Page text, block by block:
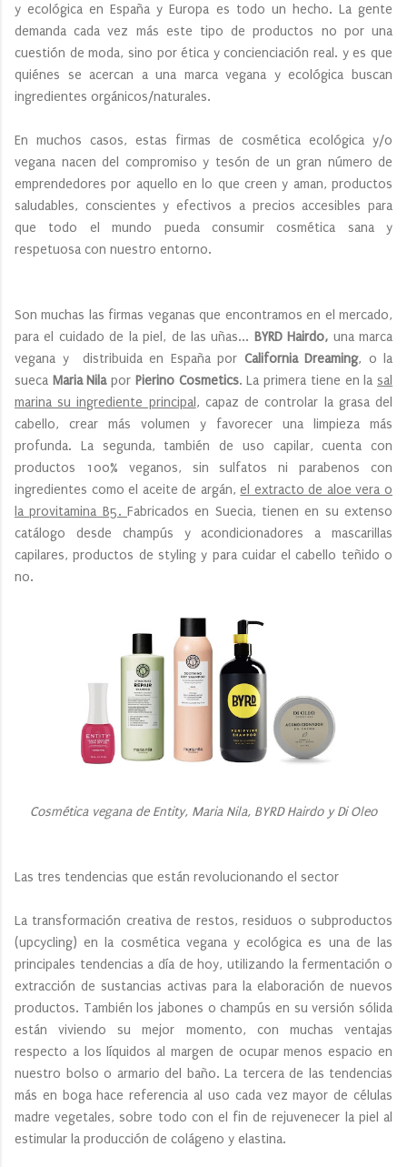
y ecológica en España y Europa es todo un hecho. La gente
demanda cada vez más este tipo de productos no por una
cuestión de moda, sino por ética y concienciación real. y es que
quiénes se acercan a una marca vegana y ecológica buscan
ingredientes orgánicos/naturales.
En muchos casos, estas firmas de cosmética ecológica y/o
vegana nacen del compromiso y tesón de un gran número de
emprendedores por aquello en lo que creen y aman, productos
saludables, conscientes y efectivos a precios accesibles para
que todo el mundo pueda consumir cosmética sana y
respetuosa con nuestro entorno.
Son muchas las firmas veganas que encontramos en el mercado,
para el cuidado de la piel, de las uñas... BYRD Hairdo, una marca
vegana y distribuida en España por California Dreaming, o la
sueca Maria Nilapor Pierino Cosmetics. La primera tiene en lasal
marina su ingrediente principal , capaz de controlar la grasa del
cabello, crear más volumen y favorecer una limpieza más
profunda. La segunda, también de uso capilar, cuenta con
productos 100% veganos, sin sulfatos ni parabenos con
ingredientes como el aceite de argán,el extracto de aloe vera o
la provitamina B5. Fabricados en Suecia, tienen en su extenso
catálogo desde champús y acondicionadores a mascarillas
capilares, productos de styling y para cuidar el cabello teñido o
no.
Cosmética vegana de Entity, Maria Nila, BYRD Hairdo y Di Oleo
Las tres tendencias que están revolucionando el sector
La transformación creativa de restos, residuos o subproductos
(upcycling) en la cosmética vegana y ecológica es una de las
principales tendencias a día de hoy, utilizando la fermentación o
extracción de sustancias activas para la elaboración de nuevos
productos. También los jabones o champús en su versión sólida
están viviendo su mejor momento, con muchas ventajas
respecto a los líquidos al margen de ocupar menos espacio en
nuestro bolso o armario del baño. La tercera de las tendencias
más en boga hace referencia al uso cada vez mayor de células
madre vegetales, sobre todo con el fin de rejuvenecer la piel al
estimular la producción de colágeno y elastina.